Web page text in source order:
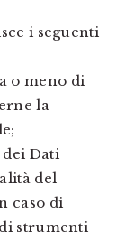
i seguenti
o meno di
la
dei Dati
del
caso di
strumenti